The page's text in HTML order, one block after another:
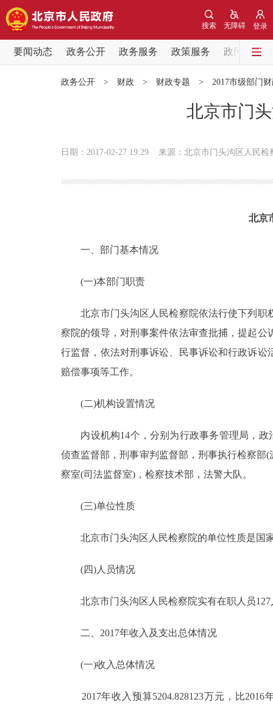
登录
无障碍
搜索
要闻动态 政务公开 政务服务 政策服务
政民互动
政务服务
个人服务
便民服务
中介服务
政民互动
12345网上接诉即办
参与调查
走进北京
北京概况
绿色北京
ENGLISH
政务公开 > 财政 > 财政专题 > 2017市级部门
北京市门
日期：2017-02-27 19:29 来源：北京市门头沟区人民检
北京
一、部门基本情况
(一)本部门职责
北京市门头沟区人民检察院依法行使下列职
察院的领导，对刑事案件依法审查批捕，提起
行监督，依法对刑事诉讼、民事诉讼和行政诉
赔偿事项等工作。
(二)机构设置情况
内设机构14个，分别为行政事务管理局，政
侦查监督部，刑事审判监督部，刑事执行检察部
察室(司法监督室)，检察技术部，法警大队。
(三)单位性质
北京市门头沟区人民检察院的单位性质是国
(四)人员情况
北京市门头沟区人民检察院实有在职人员127
二、2017年收入及支出总体情况
(一)收入总体情况
2017年收入预算5204.828123万元，比2016年